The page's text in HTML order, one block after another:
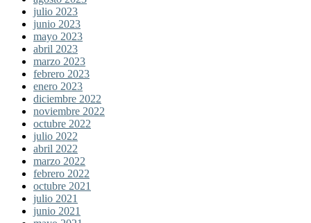
julio 2023
junio 2023
mayo 2023
abril 2023
marzo 2023
febrero 2023
enero 2023
diciembre 2022
noviembre 2022
octubre 2022
julio 2022
abril 2022
marzo 2022
febrero 2022
octubre 2021
julio 2021
junio 2021